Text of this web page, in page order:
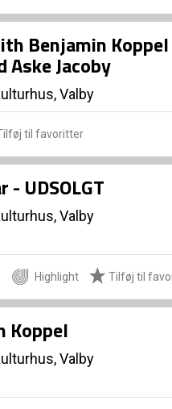
Benjamin
Aske Jacoby
Valby
til favoritter
- UDSOLGT
Valby
Highlight Tilføj til
Koppel
Valby